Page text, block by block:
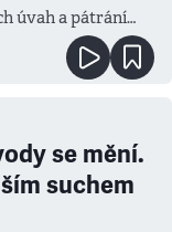
úvah a pátrání
se mění.
suchem